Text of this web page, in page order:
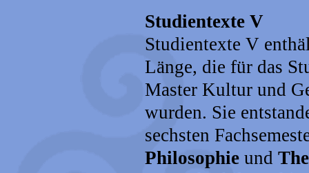
Studientexte V
Studientexte V
Länge, die für das
Master Kultur und
wurden. Sie
sechsten
Philosophie und